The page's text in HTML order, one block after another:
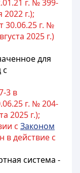
г. № 399-
г.);
30.06.25 г. №
2025 г.)
для
с
3 в
г. № 204-
2025 г.);
с Законом
в действие с
система -